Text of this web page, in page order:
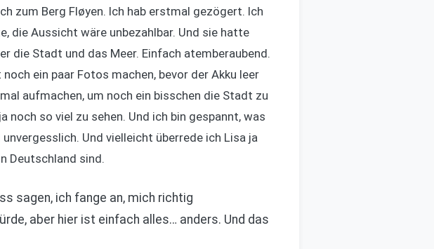
zum Berg Fløyen. Ich hab erstmal gezögert. Ich
die Aussicht wäre unbezahlbar. Und sie hatte
die Stadt und das Meer. Einfach atemberaubend.
ein paar Fotos machen, bevor der Akku leer
aufmachen, um noch ein bisschen die Stadt zu
noch so viel zu sehen. Und ich bin gespannt, was
Und vielleicht überrede ich Lisa ja
Deutschland sind.
sagen, ich fange an, mich richtig
aber hier ist einfach alles… anders. Und das